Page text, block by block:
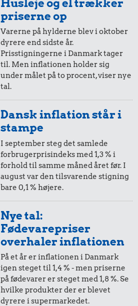
0,63 kr.
Tyggegummi
Syltetøj
60 kr.
Biografbillet
85 kr.
i 2000
20,-
i 2000
= 32,-
i 2025
16,-
5,-
i 2000
= 8,-
i 2025
2,-
i 2000 i 2025
1,-
i 2000
= 2,-
i 2025
Husleje og el trækker
priserne op
Varerne på hylderne blev i oktober
dyrere end sidste år.
Prisstigningerne i Danmark tager
til. Men inflationen holder sig
under målet på to procent, viser nye
tal.
Dansk inflation står i
stampe
I september steg det samlede
forbrugerprisindeks med 1,3 % i
forhold til samme måned året før. I
august var den tilsvarende stigning
bare 0,1 % højere.
Nye tal:
Fødevarepriser
overhaler inflationen
På et år er inflationen i Danmark
igen steget til 1,4 % - men priserne
på fødevarer er steget med 1,8 %. Se
hvilke produkter der er blevet
dyrere i supermarkedet.